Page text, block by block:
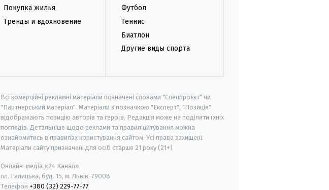
Покупка жилья
Тренды и вдохновение
Футбол
Теннис
Биатлон
Другие виды спорта
Всі комерційні рекламні матеріали позначені словами "Спецпроєкт" чи
"Партнерський матеріал". Матеріали з позначкою "Експерт", "Позиція"
відображають позицію авторів та героїв. Редакція може не поділяти їхніх
поглядів. Детальніше щодо реклами та правил цитування можна
ознайомитись в правилах користування сайтом. Усі права захищені.
Матеріали сайту призначені для осіб старше 21 року (21+)
Онлайн-медіа «24 Канал»
пл. Галицька, буд. 15, м. Львів, 79008
Телефон +380 (32) 229-77-77